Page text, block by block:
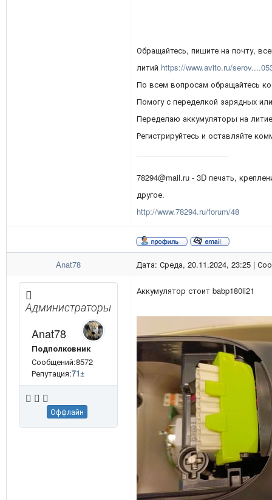
Обращайтесь, пишите на почту,
литий https://www.avito.ru/
По всем вопросам обращайтесь
Помогу с переделкой зарядных
Переделаю аккумуляторы на
Регистрируйтесь и оставляйте
78294@mail.ru - 3D печать,
другое.
http://www.78294.ru/forum/48
Anat78 Дата: Среда, 20.11.2024, 23:25 |
Администраторы
Anat78
Подполковник
Сообщений:8572
Репутация:71±
Оффлайн
Аккумулятор стоит babp180li21